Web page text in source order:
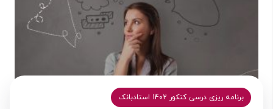
برنامه‌ ریزی درسی کنکور 1402 استادبانک